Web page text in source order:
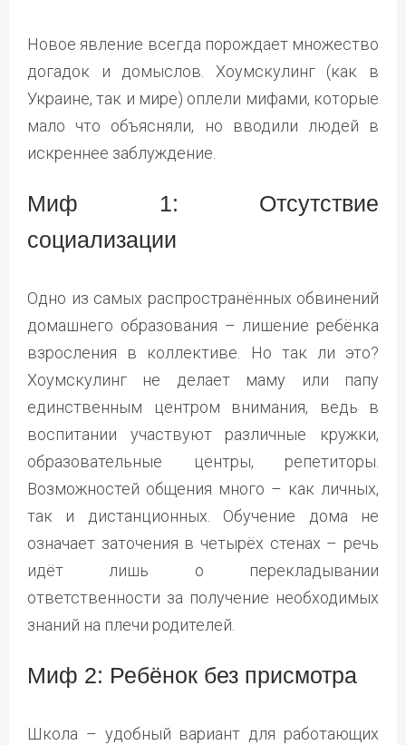
Новое явление всегда порождает множество
догадок и домыслов. Хоумскулинг (как в
Украине, так и мире) оплели мифами, которые
мало что объясняли, но вводили людей в
искреннее заблуждение.
Миф 1: Отсутствие
социализации
Одно из самых распространённых обвинений
домашнего образования – лишение ребёнка
взросления в коллективе. Но так ли это?
Хоумскулинг не делает маму или папу
единственным центром внимания, ведь в
воспитании участвуют различные кружки,
образовательные центры, репетиторы.
Возможностей общения много – как личных,
так и дистанционных. Обучение дома не
означает заточения в четырёх стенах – речь
идёт лишь о перекладывании
ответственности за получение необходимых
знаний на плечи родителей.
Миф 2: Ребёнок без присмотра
Школа – удобный вариант для работающих